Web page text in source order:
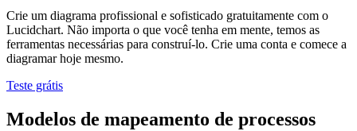
Crie um diagrama profissional e sofisticado gratuitamente com o
Lucidchart. Não importa o que você tenha em mente, temos as
ferramentas necessárias para construí-lo. Crie uma conta e comece a
diagramar hoje mesmo.
Teste grátis
Modelos de mapeamento de processos